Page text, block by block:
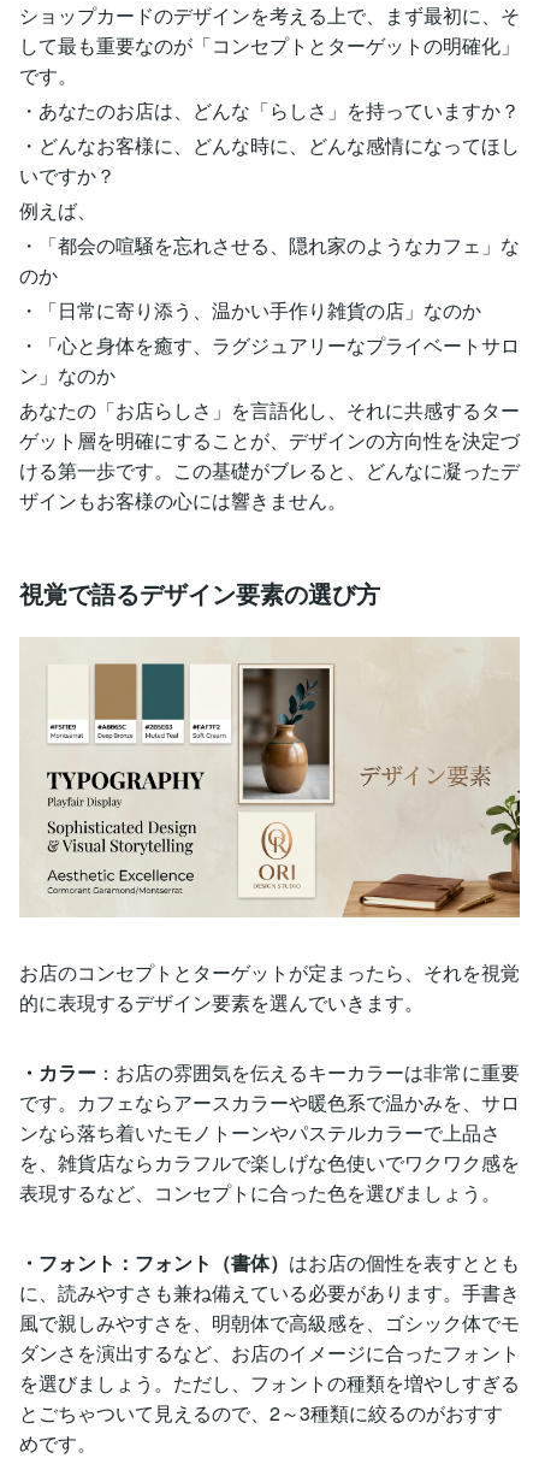
ショップカードのデザインを考える上で、まず最初に、そ
して最も重要なのが「コンセプトとターゲットの明確化」
です。
・あなたのお店は、どんな「らしさ」を持っていますか？
・どんなお客様に、どんな時に、どんな感情になってほし
いですか？
例えば、
・「都会の喧騒を忘れさせる、隠れ家のようなカフェ」な
のか
・「日常に寄り添う、温かい手作り雑貨の店」なのか
・「心と身体を癒す、ラグジュアリーなプライベートサロ
ン」なのか
あなたの「お店らしさ」を言語化し、それに共感するター
ゲット層を明確にすることが、デザインの方向性を決定づ
ける第一歩です。この基礎がブレると、どんなに凝ったデ
ザインもお客様の心には響きません。
視覚で語るデザイン要素の選び方
お店のコンセプトとターゲットが定まったら、それを視覚
的に表現するデザイン要素を選んでいきます。
・カラー ：お店の雰囲気を伝えるキーカラーは非常に重要
です。カフェならアースカラーや暖色系で温かみを、サロ
ンなら落ち着いたモノトーンやパステルカラーで上品さ
を、雑貨店ならカラフルで楽しげな色使いでワクワク感を
表現するなど、コンセプトに合った色を選びましょう。
・フォント：フォント（書体） はお店の個性を表すととも
に、読みやすさも兼ね備えている必要があります。手書き
風で親しみやすさを、明朝体で高級感を、ゴシック体でモ
ダンさを演出するなど、お店のイメージに合ったフォント
を選びましょう。ただし、フォントの種類を増やしすぎる
とごちゃついて見えるので、2～3種類に絞るのがおすす
めです。